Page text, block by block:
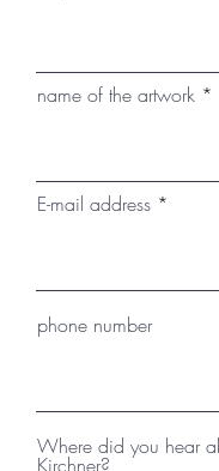
name of the artwork
E-mail address
phone number
Where did you hear
Kirchner?